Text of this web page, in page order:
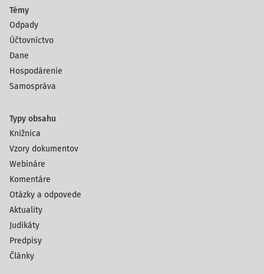
Témy
Odpady
Účtovníctvo
Dane
Hospodárenie
Samospráva
Typy obsahu
Knižnica
Vzory dokumentov
Webináre
Komentáre
Otázky a odpovede
Aktuality
Judikáty
Predpisy
Články